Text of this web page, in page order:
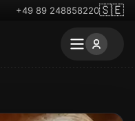
+49 89 248858220🇸🇪